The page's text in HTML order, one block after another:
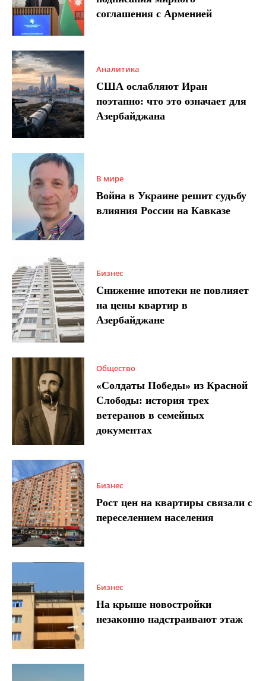
соглашения с Арменией
Аналитика
США ослабляют Иран
поэтапно: что это означает для
Азербайджана
В мире
Война в Украине решит судьбу
влияния России на Кавказе
Бизнес
Снижение ипотеки не повлияет
на цены квартир в
Азербайджане
Общество
«Солдаты Победы» из Красной
Слободы: история трех
ветеранов в семейных
документах
Бизнес
Рост цен на квартиры связали с
переселением населения
Бизнес
На крыше новостройки
незаконно надстраивают этаж